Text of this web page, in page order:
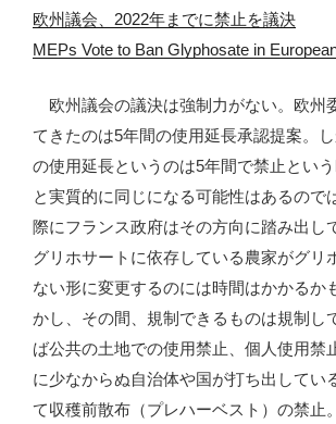
欧州議会、2022年までに禁止を議決
MEPs Vote to Ban Glyphosate in
欧州議会の議決は強制力がない。欧州
てきたのは5年間の使用延長承認提案。
の使用延長というのは5年間で禁止とい
と実質的に同じになる可能性はあるの
際にフランス政府はその方向に踏み出し
グリホサートに依存している農家がグリ
ない形に変更するのには時間はかかるか
かし、その間、規制できるものは規制し
ば公共の土地での使用禁止、個人使用禁
に少なからぬ自治体や国が打ち出してい
て収穫前散布（プレハーベスト）の禁止。